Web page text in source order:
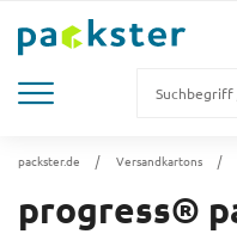
KARTONS
VERSANDKARTONS
VERSANDVERPACKUNG
FÜLL- & POLSTERMATERIAL
LAGER & PALETTIERUNG
packster.de Versandkartons
progress®